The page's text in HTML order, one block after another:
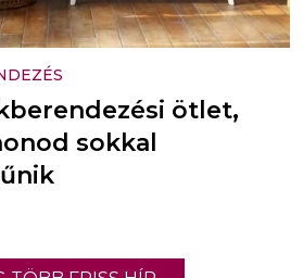
ötlet,
sokkal